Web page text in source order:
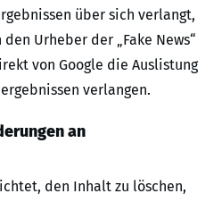
über sich verlangt,
Urheber der „Fake News“
von Google die Auslistung
verlangen.
an
den Inhalt zu löschen,